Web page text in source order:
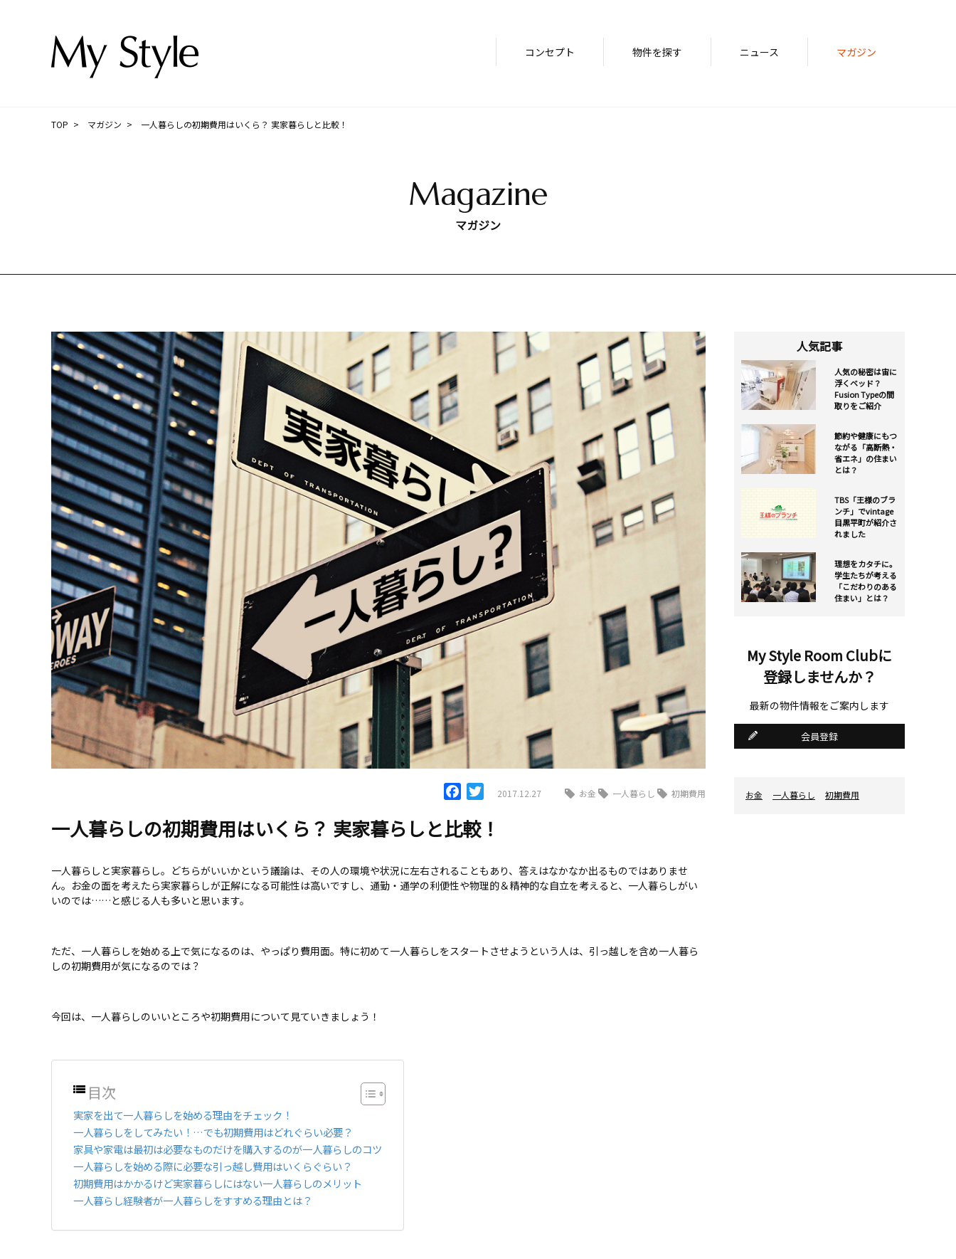
コンセプト 物件を探す ニュース マガジン
TOP マガジン 一人暮らしの初期費用はいくら？ 実家暮らしと比較！
Magazine
マガジン
人気記事
人気の秘密は宙に
浮くベッド？
Fusion Typeの間
取りをご紹介
節約や健康にもつ
ながる「高断熱・
省エネ」の住まい
とは？
TBS「王様のブラ
ンチ」でvintage
目黒平町が紹介さ
れました
理想をカタチに。
学生たちが考える
「こだわりのある
住まい」とは？
My Style Room Clubに
登録しませんか？
最新の物件情報をご案内します
会員登録
お金 一人暮らし 初期費用
Facebook
Twitter
2017.12.27 お金 一人暮らし 初期費用
一人暮らしの初期費用はいくら？ 実家暮らしと比較！
一人暮らしと実家暮らし。どちらがいいかという議論は、その人の環境や状況に左右されることもあり、答えはなかなか出るものではありませ
ん。お金の面を考えたら実家暮らしが正解になる可能性は高いですし、通勤・通学の利便性や物理的＆精神的な自立を考えると、一人暮らしがい
いのでは……と感じる人も多いと思います。
ただ、一人暮らしを始める上で気になるのは、やっぱり費用面。特に初めて一人暮らしをスタートさせようという人は、引っ越しを含め一人暮ら
しの初期費用が気になるのでは？
今回は、一人暮らしのいいところや初期費用について見ていきましょう！
目次
実家を出て一人暮らしを始める理由をチェック！
一人暮らしをしてみたい！…でも初期費用はどれぐらい必要？
家具や家電は最初は必要なものだけを購入するのが一人暮らしのコツ
一人暮らしを始める際に必要な引っ越し費用はいくらぐらい？
初期費用はかかるけど実家暮らしにはない一人暮らしのメリット
一人暮らし経験者が一人暮らしをすすめる理由とは？